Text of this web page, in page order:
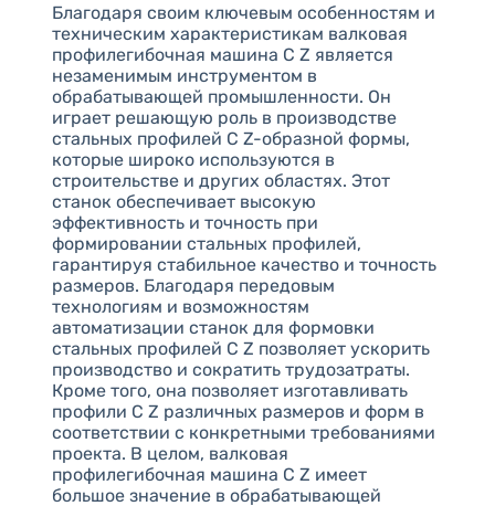
Благодаря своим ключевым особенностям и
техническим характеристикам валковая
профилегибочная машина C Z является
незаменимым инструментом в
обрабатывающей промышленности. Он
играет решающую роль в производстве
стальных профилей C Z-образной формы,
которые широко используются в
строительстве и других областях. Этот
станок обеспечивает высокую
эффективность и точность при
формировании стальных профилей,
гарантируя стабильное качество и точность
размеров. Благодаря передовым
технологиям и возможностям
автоматизации станок для формовки
стальных профилей C Z позволяет ускорить
производство и сократить трудозатраты.
Кроме того, она позволяет изготавливать
профили C Z различных размеров и форм в
соответствии с конкретными требованиями
проекта. В целом, валковая
профилегибочная машина C Z имеет
большое значение в обрабатывающей